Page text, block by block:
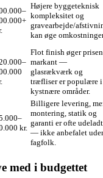
Højere byggeteknisk
kompleksitet og
gravearbejde/
kan øge
Flot finish øger prisen
markant —
glasrækværk og
træfliser er populære i
kystnære områder.
kr.
Billigere levering,
montering, statik og
garanti er ofte udeladt
— ikke anbefalet
fagfolk.
med i budgettet